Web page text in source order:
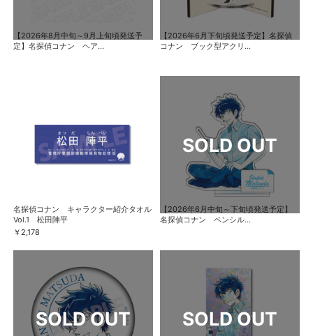
【2026年8月中旬～9月上旬頃発送予
定】名探偵コナン ヘア...
【2026年6月下旬頃発送予定】名探偵
コナン ブック型アクリ...
名探偵コナン キャラクター紹介タオル
Vol.1 松田陣平
￥2,178
【2026年6月中旬～下旬頃発送予定】
名探偵コナン ペンシル...